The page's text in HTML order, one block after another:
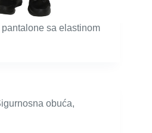
sa elastinom
obuća,